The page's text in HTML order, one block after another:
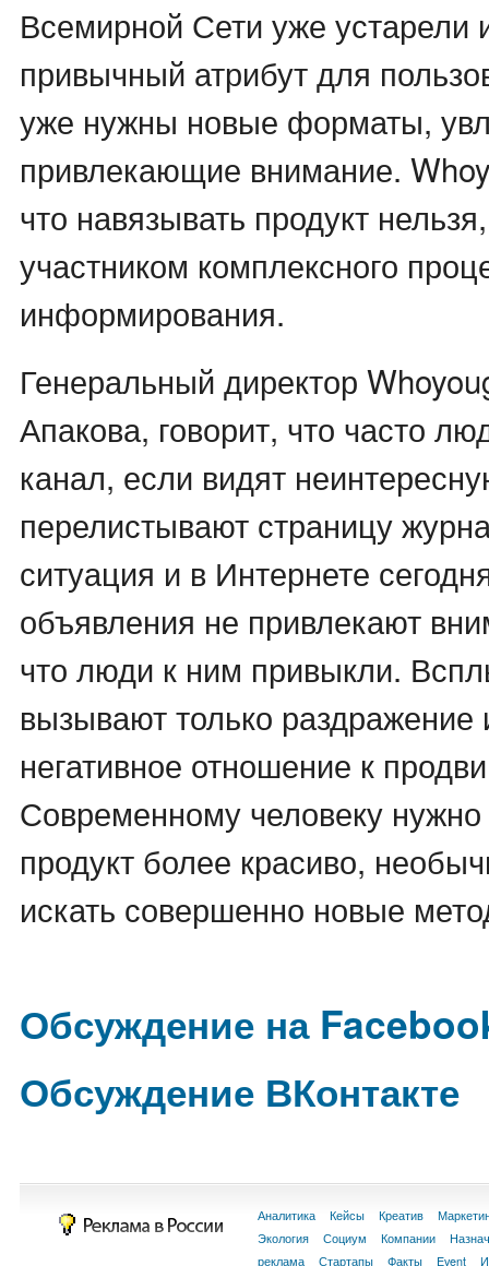
Всемирной Сети уже устарели
привычный атрибут для
уже нужны новые форматы,
привлекающие внимание.
что навязывать продукт
участником комплексного
информирования.
Генеральный директор
Апакова, говорит, что часто
канал, если видят
перелистывают страницу
ситуация и в Интернете
объявления не привлекают
что люди к ним привыкли.
вызывают только
негативное отношение к
Современному человеку
продукт более красиво,
искать совершенно новые
Обсуждение на
Обсуждение ВКонтакте
Аналитика Кейсы Креатив
Экология
Социум Компании
реклама
Стартапы Факты Event